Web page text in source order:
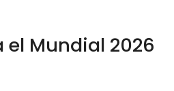
el Mundial 2026